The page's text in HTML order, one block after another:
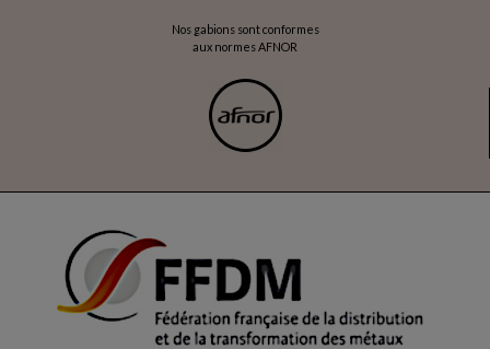
Nos gabions sont conformes
aux normes AFNOR